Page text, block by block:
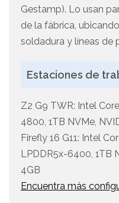
Gestamp). Lo usan
de la fábrica,
soldadura y líneas de
Estaciones de
Z2 G9 TWR: Intel
4800, 1TB NVMe,
Firefly 16 G11: Intel
LPDDR5x-6400, 1TB
4GB
Encuentra más